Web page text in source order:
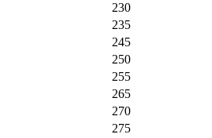
230
235
245
250
255
265
270
275